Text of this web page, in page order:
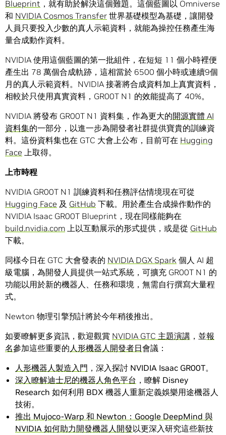
Blueprint ，就有助於解決這個難題。這個藍圖以 Omniverse
和 NVIDIA Cosmos Transfer 世界基礎模型為基礎，讓開發
人員只要投入少數的真人示範資料，就能為操控任務產生海
量合成動作資料。
NVIDIA 使用這個藍圖的第一批組件，在短短 11 個小時裡便
產生出 78 萬個合成軌跡，這相當於 6500 個小時或連續9個
月的真人示範資料。NVIDIA 接著將合成資料加上真實資料，
相較於只使用真實資料，GR00T N1 的效能提高了 40%。
NVIDIA 將發布 GR00T N1 資料集，作為更大的開源實體 AI
資料集的一部分，以進一步為開發者社群提供寶貴的訓練資
料。這份資料集也在 GTC 大會上公布，目前可在 Hugging
Face 上取得。
上市時程
NVIDIA GR00T N1 訓練資料和任務評估情境現在可從
Hugging Face 及 GitHub 下載。用於產生合成操作動作的
NVIDIA Isaac GR00T Blueprint，現在同樣能夠在
build.nvidia.com 上以互動展示的形式提供，或是從 GitHub
下載。
同樣今日在 GTC 大會發表的 NVIDIA DGX Spark 個人 AI 超
級電腦，為開發人員提供一站式系統，可擴充 GR00T N1 的
功能以用於新的機器人、任務和環境，無需自行撰寫大量程
式。
Newton 物理引擎預計將於今年稍後推出。
如要瞭解更多資訊，歡迎觀賞 NVIDIA GTC 主題演講 ，並報
名參加這些重要的人形機器人開發者日會議：
人形機器人製造入門 ，深入探討 NVIDIA Isaac GR00T。
深入瞭解迪士尼的機器人角色平台 ，瞭解 Disney
Research 如何利用 BDX 機器人重新定義娛樂用途機器人
技術。
推出 Mujoco-Warp 和 Newton：Google DeepMind 與
NVIDIA 如何助力開發機器人開發以更深入研究這些新技